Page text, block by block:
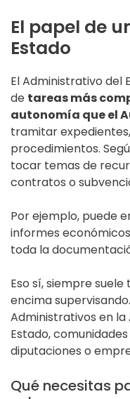
El papel de
Estado
El Administrativo del
de tareas más
autonomía que el
tramitar
procedimientos.
tocar temas de
contratos o
Por ejemplo, puede
informes
toda la
Eso sí, siempre
encima
Administrativos en
Estado,
diputaciones o
Qué necesitas